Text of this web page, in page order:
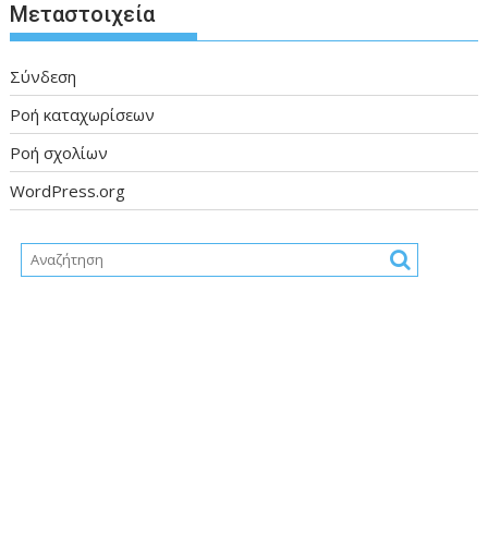
Μεταστοιχεία
Σύνδεση
Ροή καταχωρίσεων
Ροή σχολίων
WordPress.org